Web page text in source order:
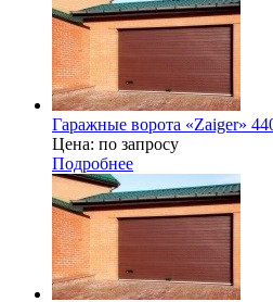
Гаражные ворота «Zaiger»
Цена: по запросу
Подробнее